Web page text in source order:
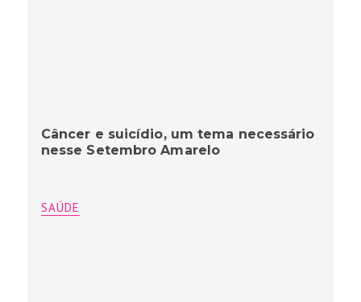
Câncer e suicídio, um tema necessário
nesse Setembro Amarelo
SAÚDE